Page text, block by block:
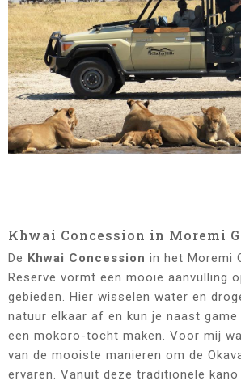
Khwai Concession in Moremi
De Khwai Concession in het Moremi
Reserve vormt een mooie aanvulling
gebieden. Hier wisselen water en
natuur elkaar af en kun je naast
een mokoro-tocht maken. Voor mij
van de mooiste manieren om de
ervaren. Vanuit deze traditionele kano